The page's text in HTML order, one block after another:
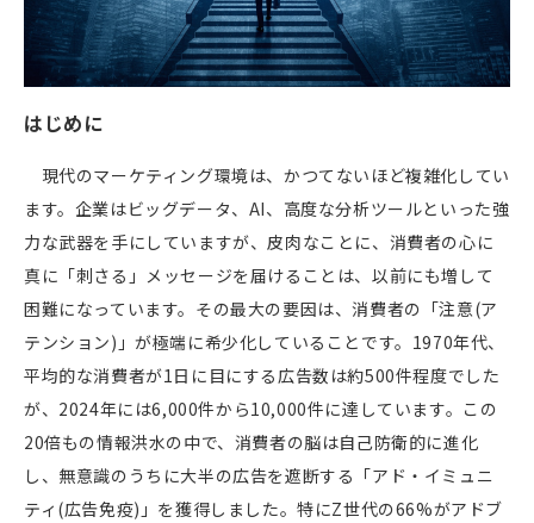
はじめに
現代のマーケティング環境は、かつてないほど複雑化してい
ます。企業はビッグデータ、 AI、高度な分析ツールといった強
力な武器を手にしていますが、皮肉なことに、消費者の心に
真に「刺さる」メッセージを届けることは、以前にも増して
困難になっています。その最大の要因は、消費者の「注意(ア
テンション) 」が極端に希少化していることです。 1970年代、
平均的な消費者が1日に目にする広告数は約500件程度でした
が、 2024年には6,000件から10,000件に達しています。この
20倍もの情報洪水の中で、消費者の脳は自己防衛的に進化
し、無意識のうちに大半の広告を遮断する「アド・イミュニ
ティ (広告免疫) 」を獲得しました。特にZ世代の66%がアドブ